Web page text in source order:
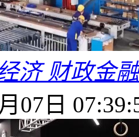
济 财政金
07日